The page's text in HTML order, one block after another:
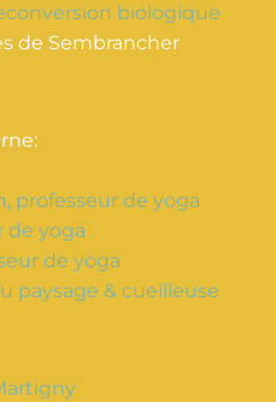
biologique
de Sembrancher
professeur de yoga
de yoga
de yoga
paysage & cueilleuse